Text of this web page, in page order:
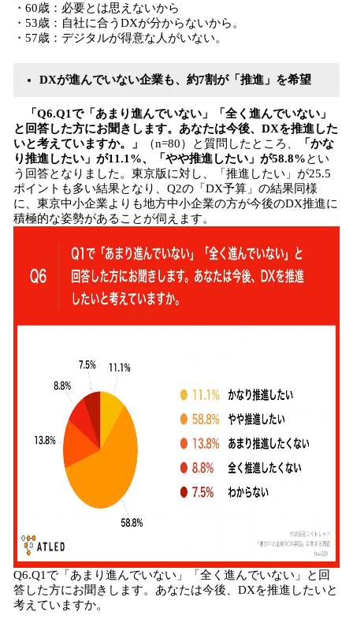
・60歳：必要とは思えないから
・53歳：自社に合うDXが分からないから。
・57歳：デジタルが得意な人がいない。
DXが進んでいない企業も、約7割が「推進」を希望
「Q6.Q1で「あまり進んでいない」「全く進んでいない」
と回答した方にお聞きします。あなたは今後、DXを推進した
いと考えていますか。」
（n=80）と質問したところ、
「かな
り推進したい」が11.1%、「やや推進したい」が58.8%とい
う回答となりました。東京版に対し、「推進したい」が25.5
ポイントも多い結果となり、Q2の「DX予算」の結果同様
に、東京中小企業よりも地方中小企業の方が今後のDX推進に
積極的な姿勢があることが伺えます。
Q6.Q1で「あまり進んでいない」「全く進んでいない」と回
答した方にお聞きします。あなたは今後、DXを推進したいと
考えていますか。